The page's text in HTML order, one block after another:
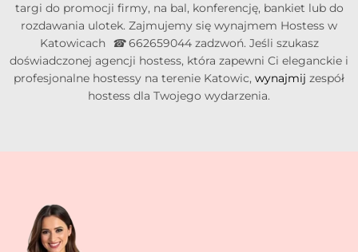
targi do promocji firmy, na bal, konferencję, bankiet lub do
rozdawania ulotek. Zajmujemy się wynajmem Hostess w
Katowicach
☎662659044 zadzwoń. Jeśli szukasz
doświadczonej agencji hostess, która zapewni Ci eleganckie i
profesjonalne hostessy na terenie Katowic, wynajmij zespół
hostess dla Twojego wydarzenia.